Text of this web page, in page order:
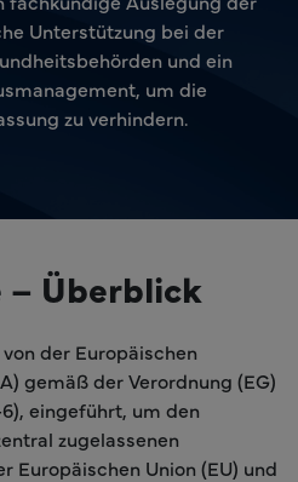
Unterstützung bei der
und ein
um die
zu verhindern.
– Überblick
der Europäischen
gemäß der Verordnung (EG)
eingeführt, um den
zugelassenen
Europäischen Union (EU) und